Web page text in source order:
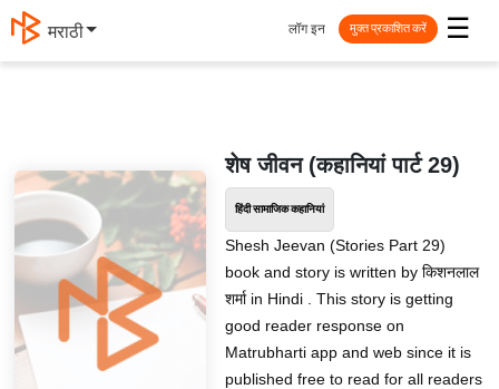
मराठी ☰
लॉग इन मुक्त प्रकाशित करें
शेष जीवन (कहानियां पार्ट 29)
हिंदी सामाजिक कहानियां
Shesh Jeevan (Stories Part 29)
book and story is written by किशनलाल
शर्मा in Hindi . This story is getting
good reader response on
Matrubharti app and web since it is
published free to read for all readers